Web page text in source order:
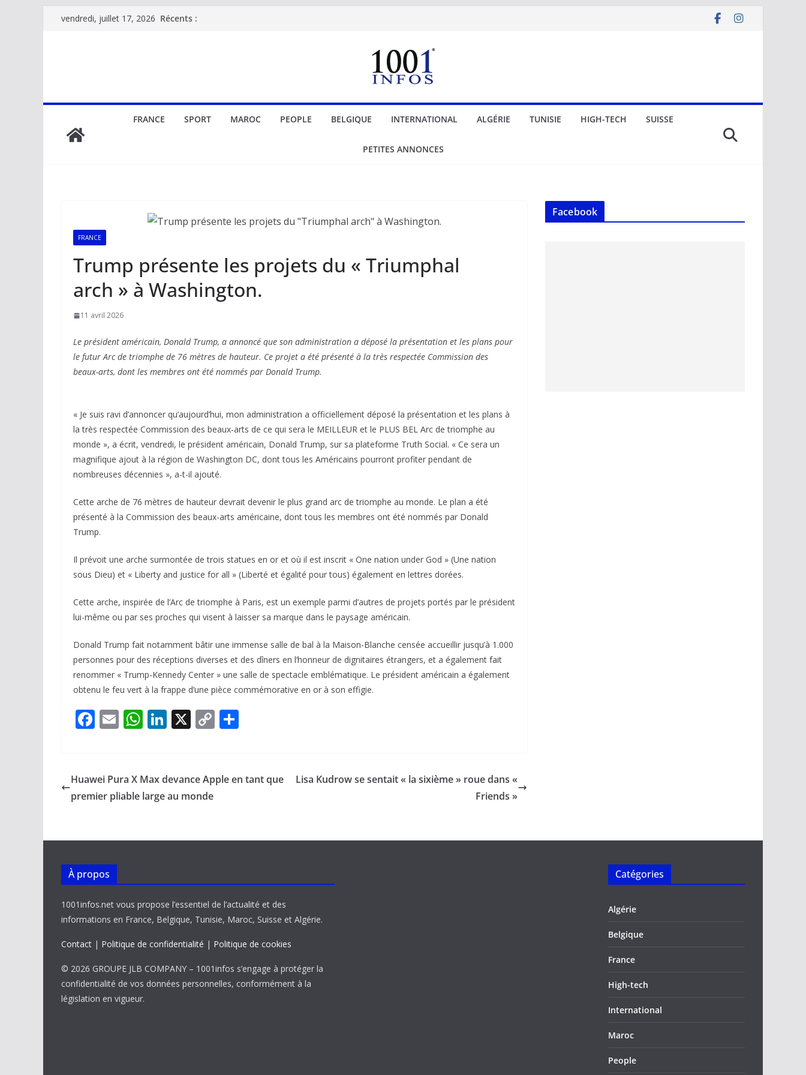
Passervendredi, juillet 17, 2026 Récents :
FRANCE SPORT MAROC PEOPLE BELGIQUE INTERNATIONAL ALGÉRIE TUNISIE HIGH-TECH SUISSE
PETITES ANNONCES
FRANCE
Trump présente les projets du « Triumphal
arch » à Washington.
11 avril 2026
Le président américain, Donald Trump, a annoncé que son administration a déposé la présentation et les plans pour
le futur Arc de triomphe de 76 mètres de hauteur. Ce projet a été présenté à la très respectée Commission des
beaux-arts, dont les membres ont été nommés par Donald Trump.
« Je suis ravi d’annoncer qu’aujourd’hui, mon administration a officiellement déposé la présentation et les plans à
la très respectée Commission des beaux-arts de ce qui sera le MEILLEUR et le PLUS BEL Arc de triomphe au
monde », a écrit, vendredi, le président américain, Donald Trump, sur sa plateforme Truth Social. « Ce sera un
magnifique ajout à la région de Washington DC, dont tous les Américains pourront profiter pendant de
nombreuses décennies », a-t-il ajouté.
Cette arche de 76 mètres de hauteur devrait devenir le plus grand arc de triomphe au monde. Le plan a été
présenté à la Commission des beaux-arts américaine, dont tous les membres ont été nommés par Donald
Trump.
Il prévoit une arche surmontée de trois statues en or et où il est inscrit « One nation under God » (Une nation
sous Dieu) et « Liberty and justice for all » (Liberté et égalité pour tous) également en lettres dorées.
Cette arche, inspirée de l’Arc de triomphe à Paris, est un exemple parmi d’autres de projets portés par le président
lui-même ou par ses proches qui visent à laisser sa marque dans le paysage américain.
Donald Trump fait notamment bâtir une immense salle de bal à la Maison-Blanche censée accueillir jusqu’à 1.000
personnes pour des réceptions diverses et des dîners en l’honneur de dignitaires étrangers, et a également fait
renommer « Trump-Kennedy Center » une salle de spectacle emblématique. Le président américain a également
obtenu le feu vert à la frappe d’une pièce commémorative en or à son effigie.
F
b
o
k
E
l
W
s
A
p
Li
e
dI
X C
y
k
g
Huawei Pura X Max devance Apple en tant que
premier pliable large au monde
Lisa Kudrow se sentait « la sixième » roue dans «
Friends »
Facebook
À propos
1001infos.net vous propose l’essentiel de l’actualité et des
informations en France, Belgique, Tunisie, Maroc, Suisse et Algérie.
Contact | Politique de confidentialité | Politique de cookies
© 2026 GROUPE JLB COMPANY – 1001infos s’engage à protéger la
confidentialité de vos données personnelles, conformément à la
législation en vigueur.
Catégories
Algérie
Belgique
France
High-tech
International
Maroc
People